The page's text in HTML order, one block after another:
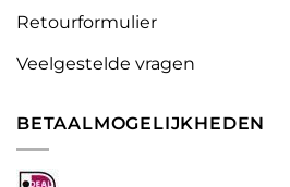
Retourformulier
Veelgestelde vragen
BETAALMOGELIJKHEDEN